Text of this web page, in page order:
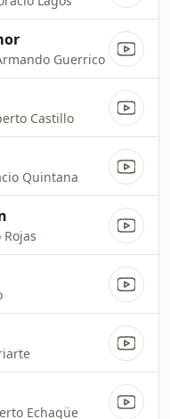
Guerrico
Castillo
Quintana
Echagüe